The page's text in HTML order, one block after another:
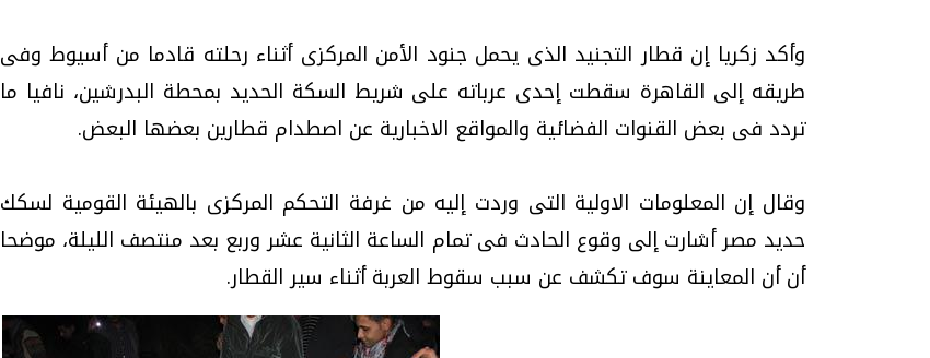
وأكد زكريا إن قطار التجنيد الذى يحمل جنود الأمن المركزى أثناء رحلته قادما من أسيوط وفى
طريقه إلى القاهرة سقطت إحدى عرباته على شريط السكة الحديد بمحطة البدرشين، نافيا ما
تردد فى بعض القنوات الفضائية والمواقع الاخبارية عن اصطدام قطارين بعضها البعض.
وقال إن المعلومات الاولية التى وردت إليه من غرفة التحكم المركزى بالهيئة القومية لسكك
حديد مصر أشارت إلى وقوع الحادث فى تمام الساعة الثانية عشر وربع بعد منتصف الليلة، موضحا
أن أن المعاينة سوف تكشف عن سبب سقوط العربة أثناء سير القطار.